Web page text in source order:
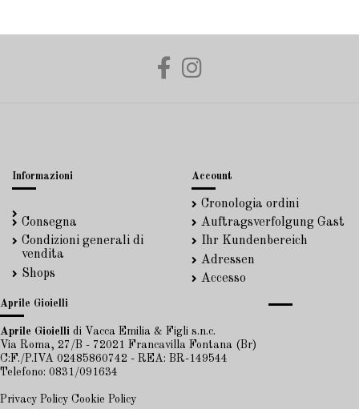
Informazioni
Consegna
Condizioni generali di
vendita
Shops
Account
Cronologia ordini
Auftragsverfolgung Gast
Ihr Kundenbereich
Adressen
Accesso
Aprile Gioielli
Aprile Gioielli di Vacca Emilia & Figli s.n.c.
Via Roma, 27/B - 72021 Francavilla Fontana (Br)
C:F./P.IVA 02485860742 - REA: BR-149544
Telefono: 0831/091634
Privacy Policy Cookie Policy